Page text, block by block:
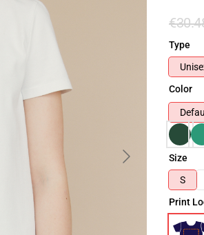
Type
Color
Size
S
Print